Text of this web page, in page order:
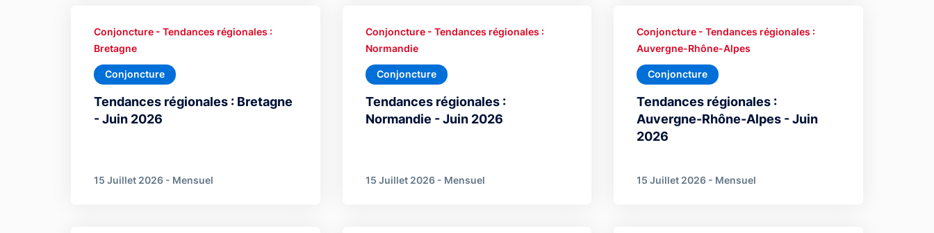
Tendances régionales : Bretagne
- Juin 2026
Conjoncture - Tendances régionales :
Bretagne
Conjoncture
15 Juillet 2026 - Mensuel
Tendances régionales :
Normandie - Juin 2026
Conjoncture - Tendances régionales :
Normandie
Conjoncture
15 Juillet 2026 - Mensuel
Tendances régionales :
Auvergne-Rhône-Alpes - Juin
2026
Conjoncture - Tendances régionales :
Auvergne-Rhône-Alpes
Conjoncture
15 Juillet 2026 - Mensuel